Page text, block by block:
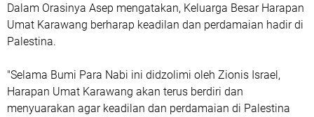
Dalam Orasinya Asep mengatakan, Keluarga Besar Harapan
Umat Karawang berharap keadilan dan perdamaian hadir di
Palestina.
"Selama Bumi Para Nabi ini didzolimi oleh Zionis Israel,
Harapan Umat Karawang akan terus berdiri dan
menyuarakan agar keadilan dan perdamaian di Palestina